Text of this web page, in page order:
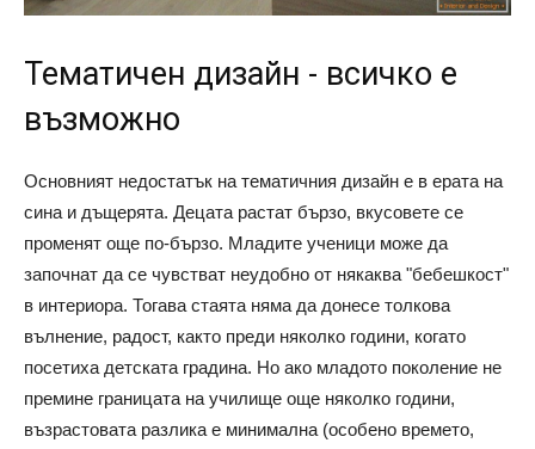
Тематичен дизайн - всичко е
възможно
Основният недостатък на тематичния дизайн е в ерата на
сина и дъщерята. Децата растат бързо, вкусовете се
променят още по-бързо. Младите ученици може да
започнат да се чувстват неудобно от някаква "бебешкост"
в интериора. Тогава стаята няма да донесе толкова
вълнение, радост, както преди няколко години, когато
посетиха детската градина. Но ако младото поколение не
премине границата на училище още няколко години,
възрастовата разлика е минимална (особено времето,